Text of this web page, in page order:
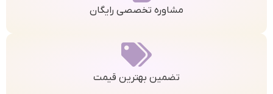
مشاوره تخصصی رایگان
تضمین بهترین قیمت